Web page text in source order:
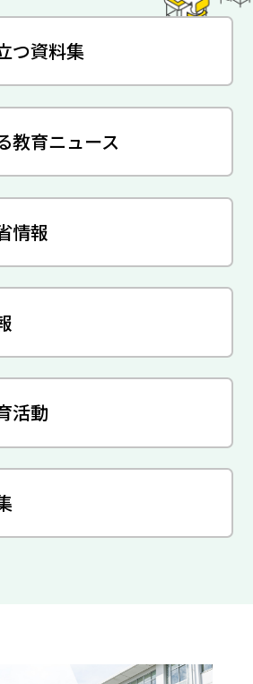
つ資料集
教育ニュース
情報
活動